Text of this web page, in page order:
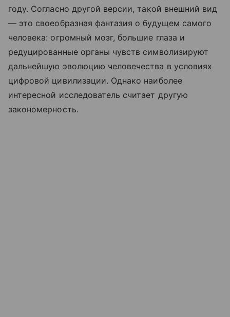
году. Согласно другой версии, такой внешний вид
— это своеобразная фантазия о будущем самого
человека: огромный мозг, большие глаза и
редуцированные органы чувств символизируют
дальнейшую эволюцию человечества в условиях
цифровой цивилизации. Однако наиболее
интересной исследователь считает другую
закономерность.